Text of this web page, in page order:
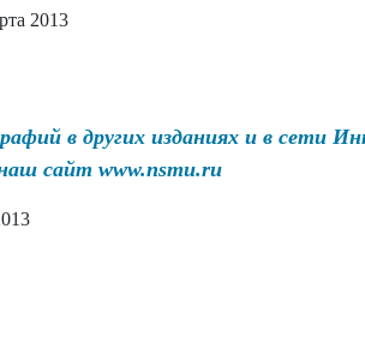
2013
в других изданиях и в сети
сайт www.nsmu.ru